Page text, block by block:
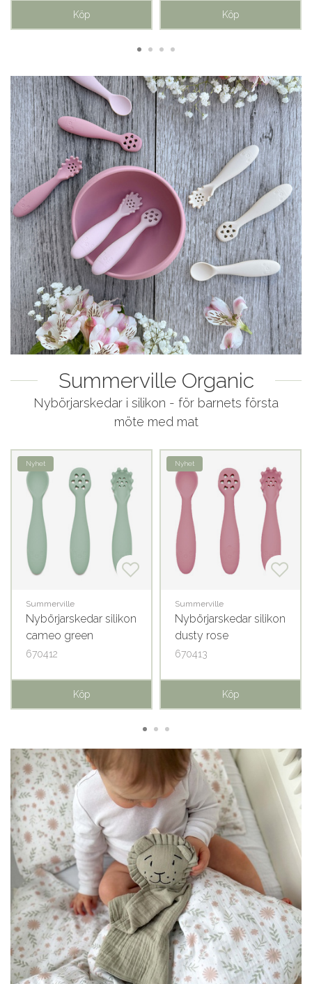
Köp Köp
Summerville Organic
Nybörjarskedar i silikon - för barnets första
möte med mat
Nyhet
Summerville
Nybörjarskedar silikon
cameo green
670412
Köp
Nyhet
Summerville
Nybörjarskedar silikon
dusty rose
670413
Köp